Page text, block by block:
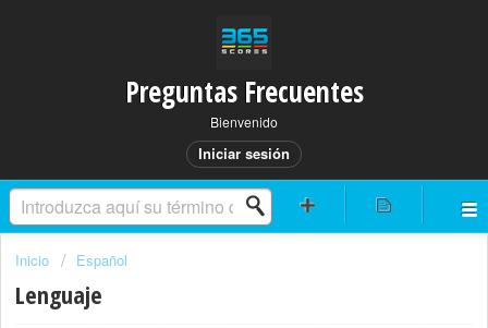
Preguntas Frecuentes
Bienvenido
Iniciar sesión
Inicio Español
Lenguaje